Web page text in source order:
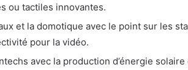
ou tactiles innovantes.
et la domotique avec le point sur les
pour la vidéo.
avec la production d’énergie